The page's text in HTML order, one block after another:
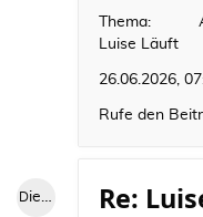
Thema:
Luise Läuft
26.06.2026,
Rufe den
Die blaue Luise Re: